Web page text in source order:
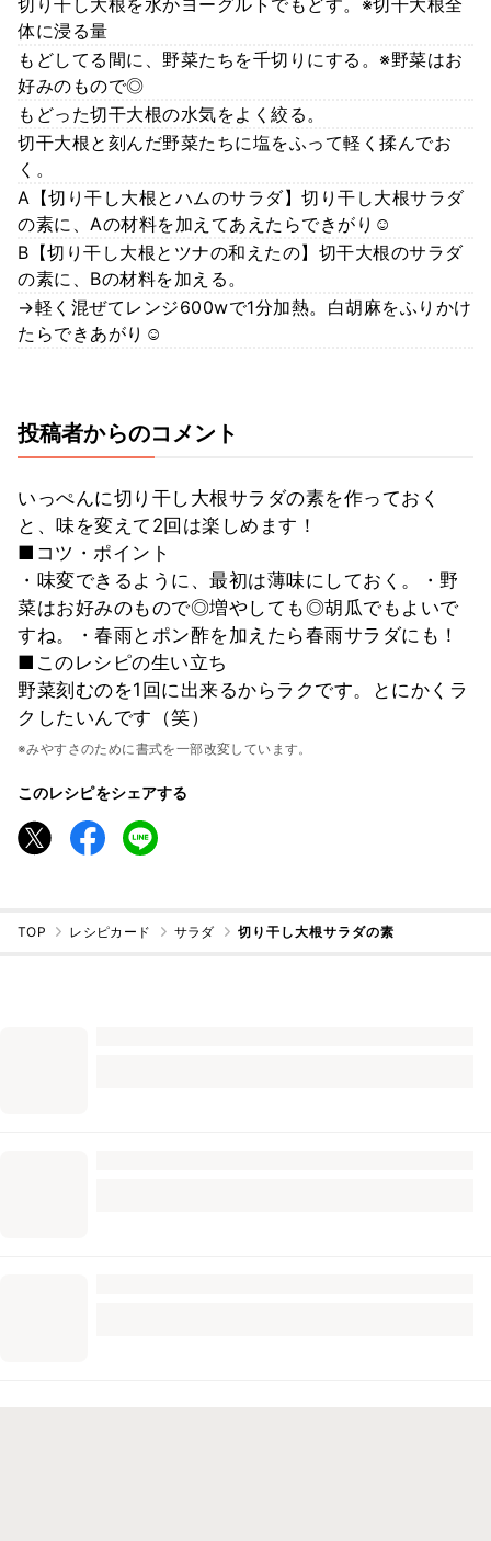
体に浸る量
もどしてる間に、野菜たちを千切りにする。※野菜はお
好みのもので◎
もどった切干大根の水気をよく絞る。
切干大根と刻んだ野菜たちに塩をふって軽く揉んでお
く。
A【切り干し大根とハムのサラダ】切り干し大根サラダ
の素に、Aの材料を加えてあえたらできがり☺
B【切り干し大根とツナの和えたの】切干大根のサラダ
の素に、Bの材料を加える。
→軽く混ぜてレンジ600wで1分加熱。白胡麻をふりかけ
たらできあがり☺
投稿者からのコメント
いっぺんに切り干し大根サラダの素を作っておく
と、味を変えて2回は楽しめます！
■コツ・ポイント
・味変できるように、最初は薄味にしておく。・野
菜はお好みのもので◎増やしても◎胡瓜でもよいで
すね。・春雨とポン酢を加えたら春雨サラダにも！
■このレシピの生い立ち
野菜刻むのを1回に出来るからラクです。とにかくラ
クしたいんです（笑）
※みやすさのために書式を一部改変しています。
このレシピをシェアする
TOP レシピカード サラダ 切り干し大根サラダの素